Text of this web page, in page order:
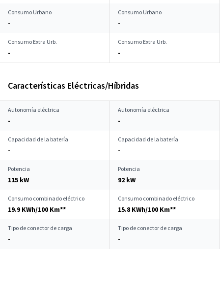
Consumo Urbano
-
Consumo Urbano
-
Consumo Extra Urb.
-
Consumo Extra Urb.
-
Características Eléctricas/Híbridas
Autonomía eléctrica
-
Autonomía eléctrica
-
Capacidad de la batería
-
Capacidad de la batería
-
Potencia
115 kW
Potencia
92 kW
Consumo combinado eléctrico
19.9 KWh/100 Km**
Consumo combinado eléctrico
15.8 KWh/100 Km**
Tipo de conector de carga
-
Tipo de conector de carga
-